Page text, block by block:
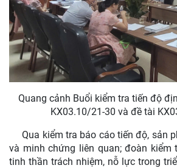
Quang cảnh Buổi kiểm tra tiến độ
KX03.10/21-30 và đề tài
Qua kiểm tra báo cáo tiến độ, sản
và minh chứng liên quan; đoàn kiểm
tinh thần trách nhiệm, nỗ lực trong